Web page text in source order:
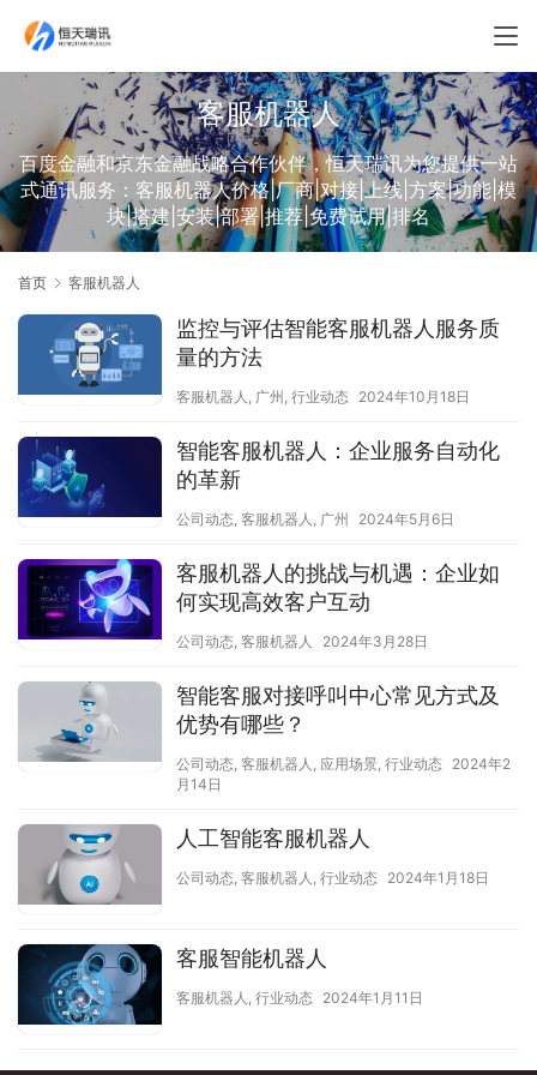
客服机器人
百度金融和京东金融战略合作伙伴，恒天瑞讯为您提供一站
式通讯服务：客服机器人价格|厂商|对接|上线|方案|功能|模
块|搭建|安装|部署|推荐|免费试用|排名
首页 客服机器人
监控与评估智能客服机器人服务质
量的方法
客服机器人 , 广州 , 行业动态 2024年10月18日
智能客服机器人：企业服务自动化
的革新
公司动态, 客服机器人 , 广州 2024年5月6日
客服机器人的挑战与机遇：企业如
何实现高效客户互动
公司动态, 客服机器人 2024年3月28日
智能客服对接呼叫中心常见方式及
优势有哪些？
公司动态, 客服机器人 , 应用场景, 行业动态
2024年2
月14日
人工智能客服机器人
公司动态, 客服机器人 , 行业动态 2024年1月18日
客服智能机器人
客服机器人 , 行业动态 2024年1月11日